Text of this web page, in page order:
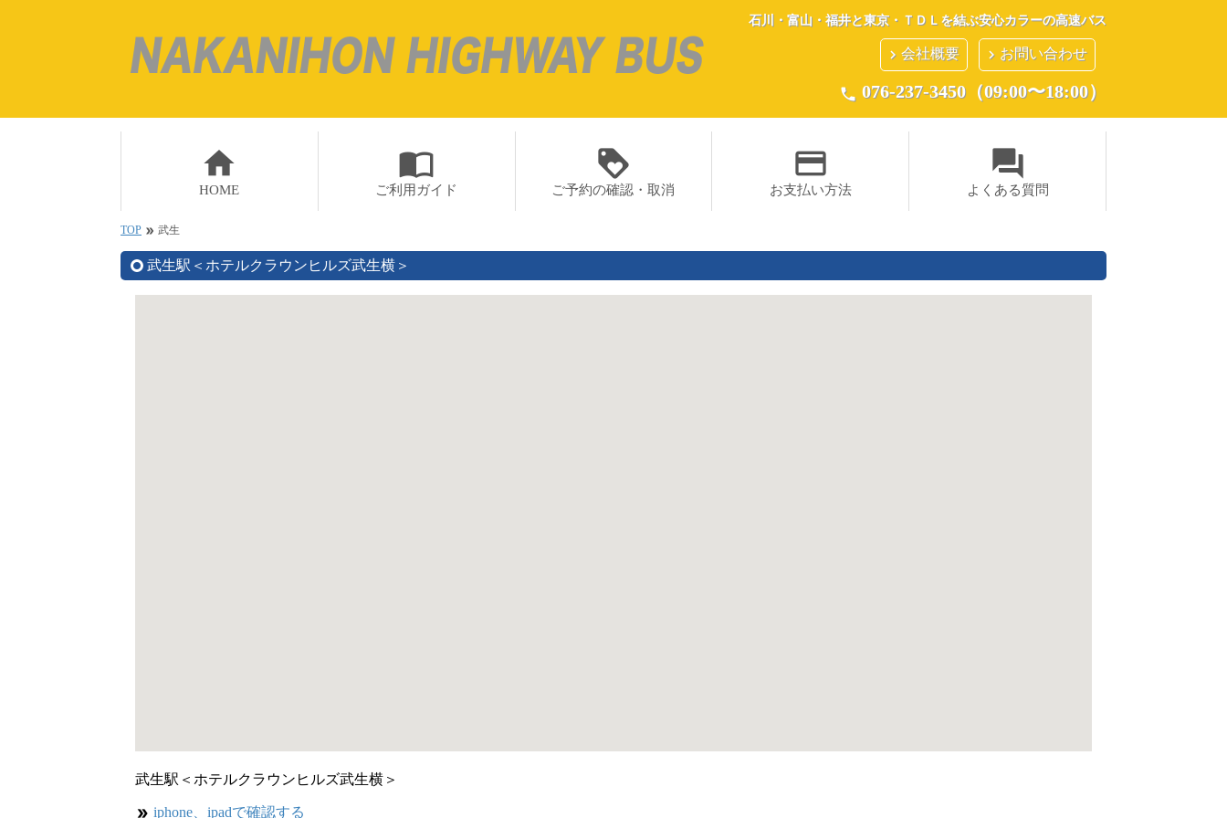
石川・富山・福井と東京・ＴＤＬを結ぶ安心カラーの高速バス
keyboard_arrow_right 会社概要 keyboard_arrow_right お問い合わせ
phone 076-237-3450（09:00〜18:00）
home
HOME
import_contacts
ご利用ガイド
loyalty
ご予約の確認・取消
payment
お支払い方法
question_answer
よくある質問
TOP double_arrow 武生
武生駅＜ホテルクラウンヒルズ武生横＞
武生駅＜ホテルクラウンヒルズ武生横＞
double_arrow iphone、ipadで確認する